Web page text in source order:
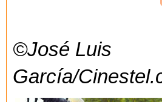
©José Luis
García/